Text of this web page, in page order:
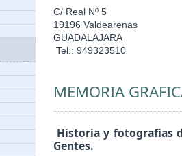
C/ Real Nº 5
19196 Valdearenas
GUADALAJARA
Tel.: 949323510
MEMORIA
Historia y fotografias
Gentes.